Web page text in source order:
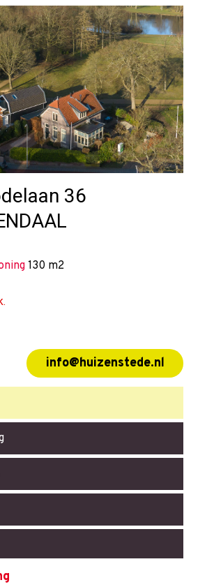
36
130 m2
info@huizenstede.nl